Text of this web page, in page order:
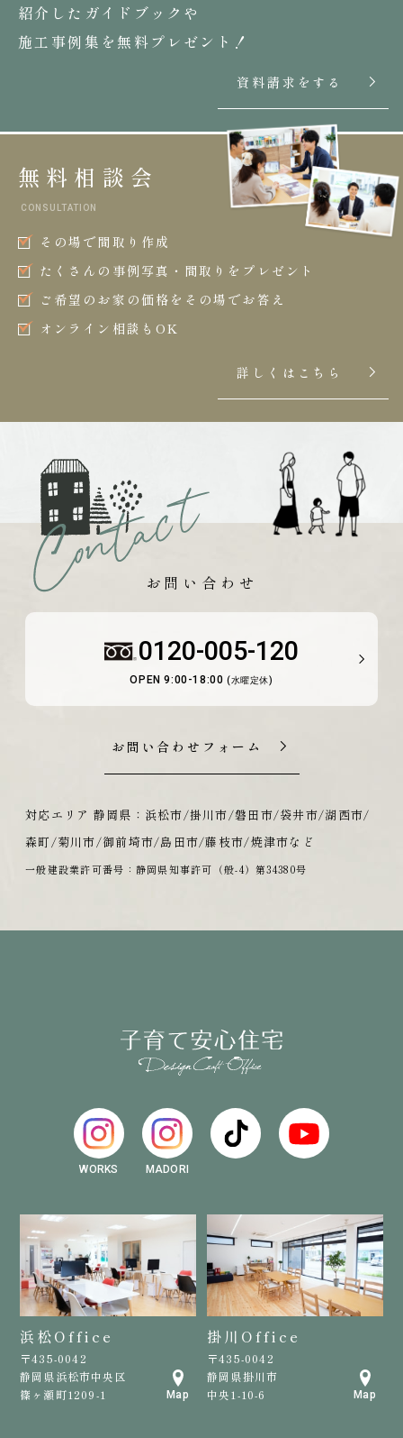
紹介したガイドブックや
施工事例集を無料プレゼント！
資料請求をする
無料相談会
CONSULTATION
その場で間取り作成
たくさんの事例写真・間取りをプレゼント
ご希望のお家の価格をその場でお答え
オンライン相談もOK
詳しくはこちら
お問い合わせ
0120-005-120
OPEN 9:00-18:00 (水曜定休)
お問い合わせフォーム
対応エリア 静岡県：浜松市/掛川市/磐田市/袋井市/湖西市/
森町/菊川市/御前埼市/島田市/藤枝市/焼津市など
一般建設業許可番号：静岡県知事許可（般-4）第34380号
WORKS MADORI
浜松Office
〒435-0042
静岡県浜松市中央区
篠ヶ瀬町1209-1
Map
掛川Office
〒435-0042
静岡県掛川市
中央1-10-6
Map